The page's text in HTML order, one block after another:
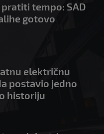
tempo: SAD
gotovo
električnu
postavio jedno
historiju